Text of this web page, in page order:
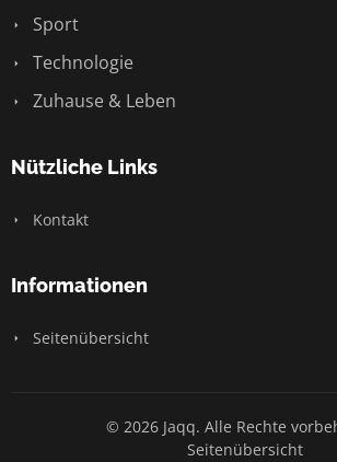
Sport
Technologie
Zuhause & Leben
Nützliche Links
Kontakt
Informationen
Seitenübersicht
© 2026 Jaqq. Alle Rechte
Seitenübersicht